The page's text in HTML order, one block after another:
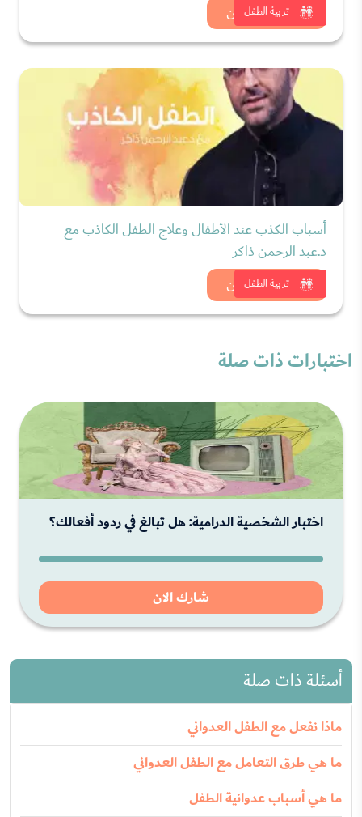
تربية الطفل
شاهد الان
تربية الطفل
أسباب الكذب عند الأطفال وعلاج الطفل الكاذب مع
د.عبد الرحمن ذاكر
شاهد الان
اختبارات ذات صلة
اختبار الشخصية الدرامية: هل تبالغ في ردود أفعالك؟
شارك الان
أسئلة ذات صلة
ماذا نفعل مع الطفل العدواني
ما هي طرق التعامل مع الطفل العدواني
ما هي أسباب عدوانية الطفل